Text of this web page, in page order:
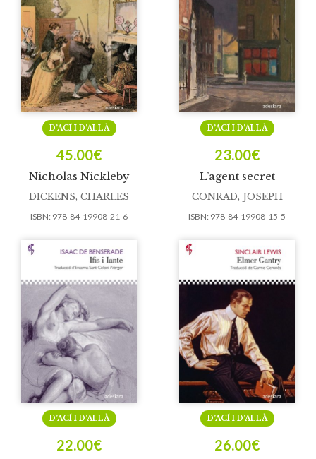
Nicholas Nickleby
D’ACÍ I D’ALLÀ
45.00€
DICKENS, CHARLES
ISBN: 978-84-19908-21-6
L’agent secret
D’ACÍ I D’ALLÀ
23.00€
CONRAD, JOSEPH
ISBN: 978-84-19908-15-5
D’ACÍ I D’ALLÀ
22.00€
D’ACÍ I D’ALLÀ
26.00€